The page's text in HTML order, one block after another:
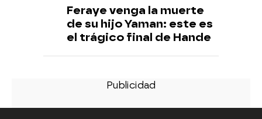
Feraye venga la muerte
de su hijo Yaman: este es
el trágico final de Hande